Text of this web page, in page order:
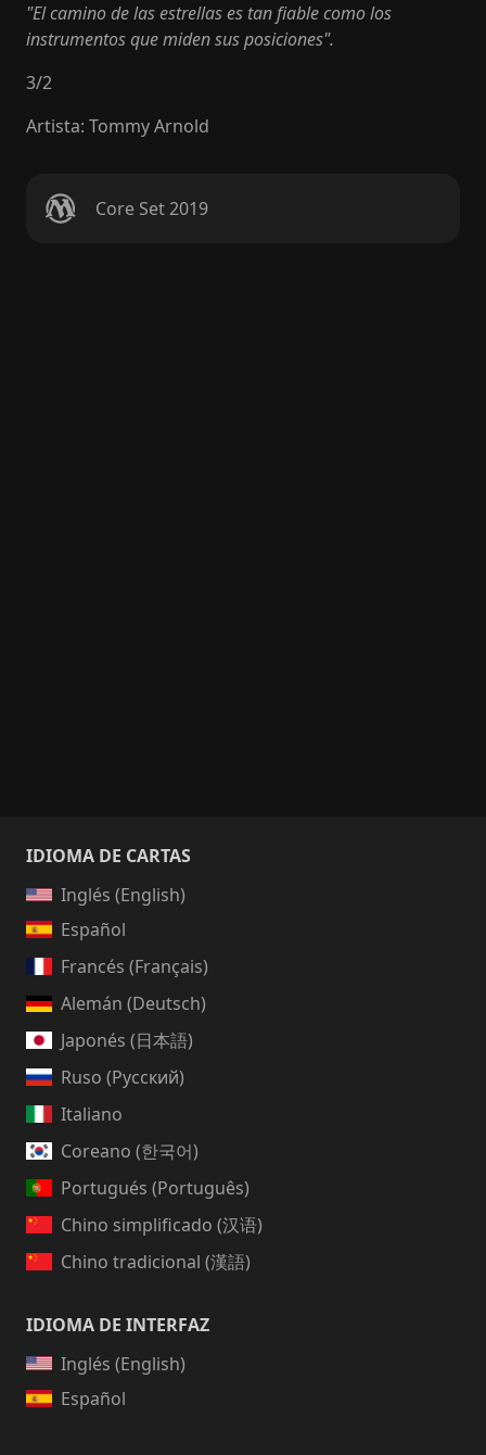
"El camino de las estrellas es tan fiable como los
instrumentos que miden sus posiciones".
3/2
Artista: Tommy Arnold
Core Set 2019
IDIOMA DE CARTAS
Inglés (English)
Español
Francés (Français)
Alemán (Deutsch)
Japonés (日本語)
Ruso (Русский)
Italiano
Coreano (한국어)
Portugués (Português)
Chino simplificado (汉语)
Chino tradicional (漢語)
IDIOMA DE INTERFAZ
Inglés (English)
Español